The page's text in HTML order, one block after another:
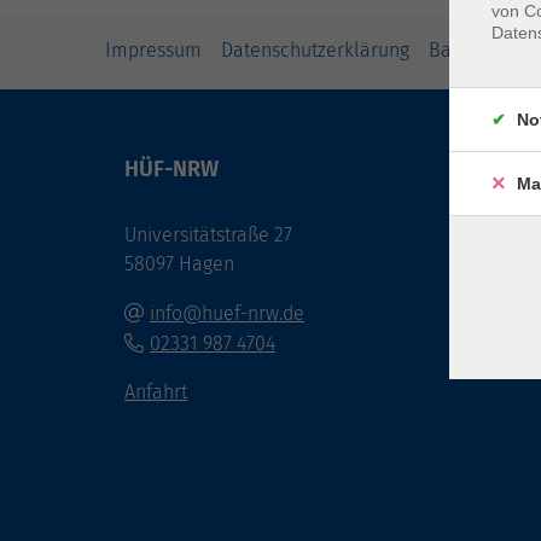
Impressum Datenschutzerklärung
HÜF-NRW
Universitätstraße 27
58097 Hagen
info@huef-nrw.de
02331 987 4704
Anfahrt
und
von